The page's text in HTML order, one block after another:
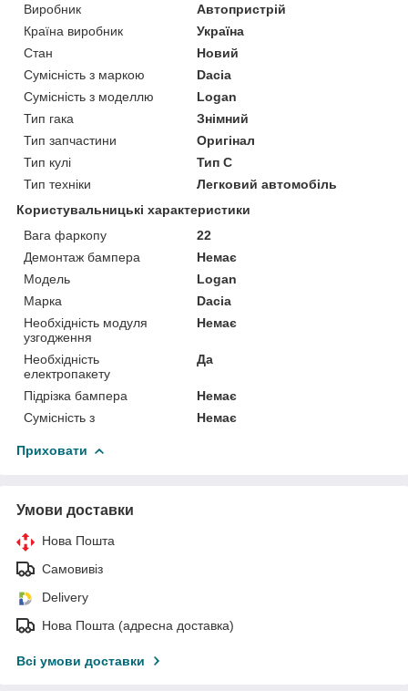
Виробник
Автопристрій
Країна виробник
Україна
Стан
Новий
Сумісність з маркою
Dacia
Сумісність з моделлю
Logan
Тип гака
Знімний
Тип запчастини
Оригінал
Тип кулі
Тип C
Тип техніки
Легковий автомобіль
Користувальницькі характеристики
Вага фаркопу
22
Демонтаж бампера
Немає
Мoдель
Logan
Марка
Dacia
Необхідність модуля
узгодження
Немає
Необхідність
електропакету
Да
Підрізка бампера
Немає
Сумісність з
Немає
Приховати
Умови доставки
Нова Пошта
Самовивіз
Delivery
Нова Пошта (адресна доставка)
Всі умови доставки